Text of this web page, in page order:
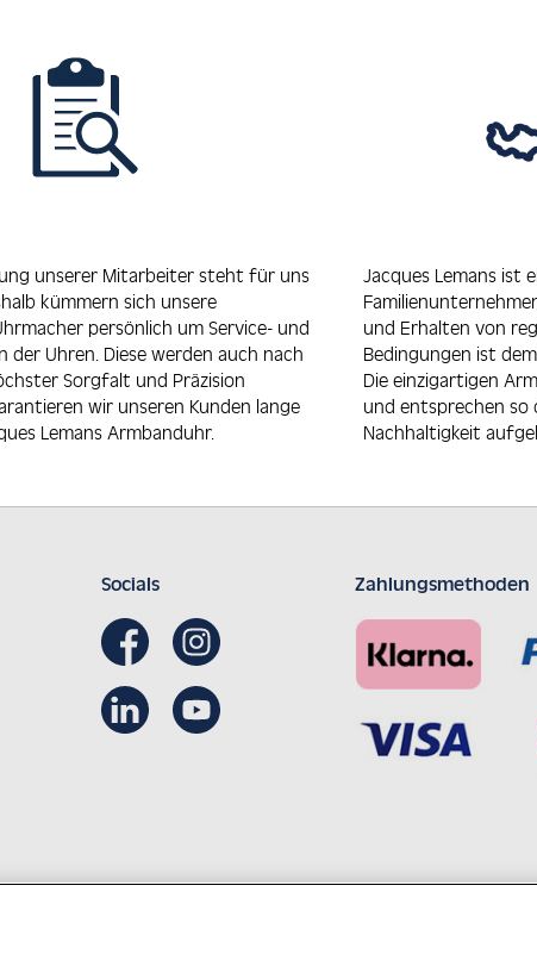
unserer Mitarbeiter steht für uns
kümmern sich unsere
persönlich um Service- und
der Uhren. Diese werden auch nach
Sorgfalt und Präzision
wir unseren Kunden lange
Lemans Armbanduhr.
Jacques Lemans ist
und Erhalten von
Bedingungen ist
Die einzigartigen
und entsprechen
Nachhaltigkeit
Socials Zahlungsmethoden